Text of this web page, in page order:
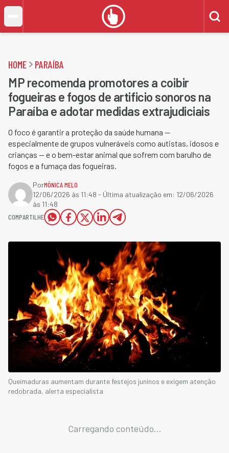
HOME PARAÍBA
MP recomenda promotores a coibir
fogueiras e fogos de artificio sonoros na
Paraíba e adotar medidas extrajudiciais
O foco é garantir a proteção da saúde humana —
especialmente de grupos vulneráveis como autistas, idosos e
crianças — e o bem-estar animal que sofrem com barulho de
fogos e a fumaça das fogueiras.
PorMÔNICA MELO
12/06/2026 às 11:48 - Última atualização em: 12/06/2026
às 11:48
COMPARTILHE
Queimaduras aumentam durante festejos juninos e exigem atenção
redobrada, alerta especialista
Carregando conteúdo...